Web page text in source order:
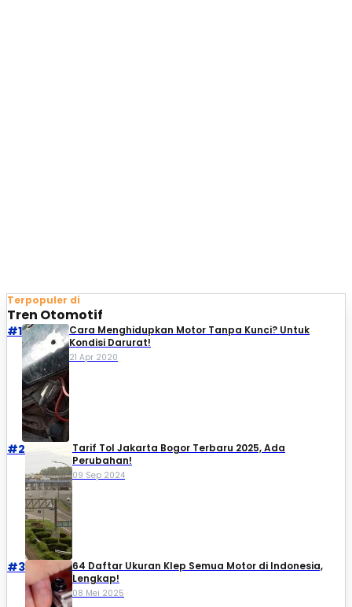
Terpopuler di
Tren Otomotif
#1
Cara Menghidupkan Motor Tanpa Kunci? Untuk
Kondisi Darurat!
21 Apr 2020
#2
Tarif Tol Jakarta Bogor Terbaru 2025, Ada
Perubahan!
09 Sep 2024
#3
64 Daftar Ukuran Klep Semua Motor di Indonesia,
Lengkap!
08 Mei 2025